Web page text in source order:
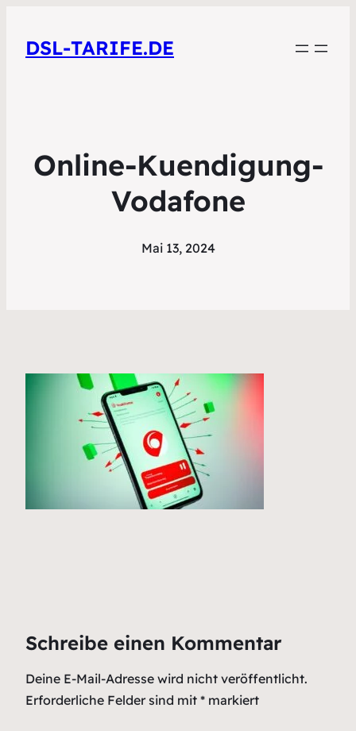
DSL-TARIFE.DE
Online-Kuendigung-
Vodafone
Mai 13, 2024
Schreibe einen Kommentar
Deine E-Mail-Adresse wird nicht veröffentlicht.
Erforderliche Felder sind mit * markiert